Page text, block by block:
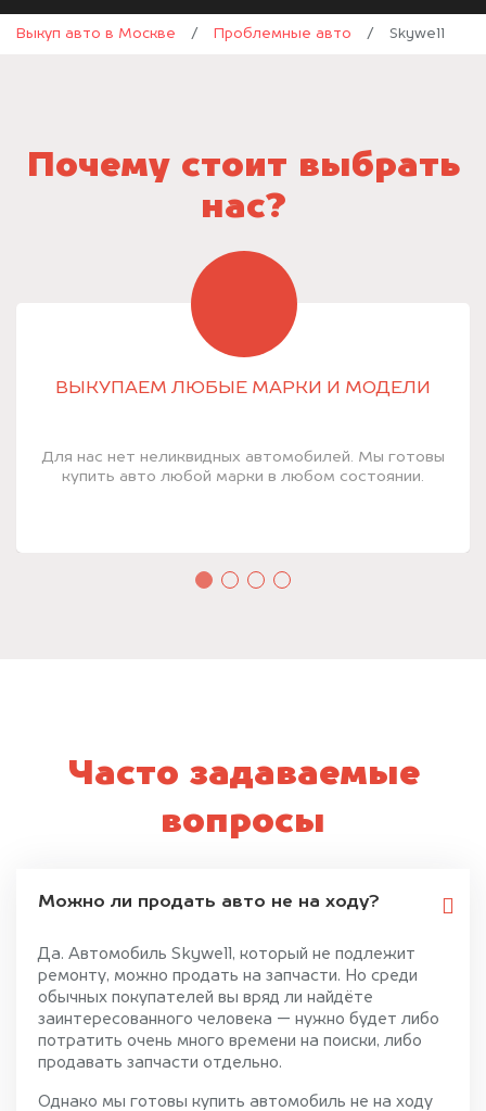
Выкуп авто в Москве / Проблемные авто / Skywell
Почему стоит выбрать
нас?
ВЫКУПАЕМ ЛЮБЫЕ МАРКИ И МОДЕЛИ
Для нас нет неликвидных автомобилей. Мы готовы
купить авто любой марки в любом состоянии.
Часто задаваемые
вопросы
Можно ли продать авто не на ходу?
Да. Автомобиль Skywell, который не подлежит
ремонту, можно продать на запчасти. Но среди
обычных покупателей вы вряд ли найдёте
заинтересованного человека — нужно будет либо
потратить очень много времени на поиски, либо
продавать запчасти отдельно.
Однако мы готовы купить автомобиль не на ходу